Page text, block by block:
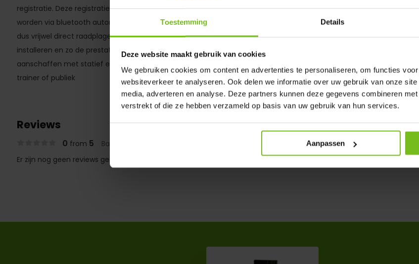
Toestemming Details
Deze website maakt gebruik van cookies
We gebruiken cookies om content en advertenties te personaliseren, om functies
websiteverkeer te analyseren. Ook delen we informatie over uw gebruik van onze
media, adverteren en analyse. Deze partners kunnen deze gegevens combineren
verstrekt of die ze hebben verzameld op basis van uw gebruik van hun services.
Aanpassen
registratie. Deze registratie vind plaats bij het passeren van elk station en deze data/tijden
worden via bluetooth automatisch en zeer snel doorgegeven aan de App. Je kunt de tijden
dus vrijwel direct raadplagen in de app. Je kunt de App natuurlijk op op een tablet
installeren en zo de prestaties laten zien. Je kunt ook een zeer duidelijk display
aanschaffen met statief en op deze manier direct de prestaties laten zien aan de spelers,
trainer of publiek
Reviews
0 from 5 Based on 0 reviews
Er zijn nog geen reviews geschreven over dit product..